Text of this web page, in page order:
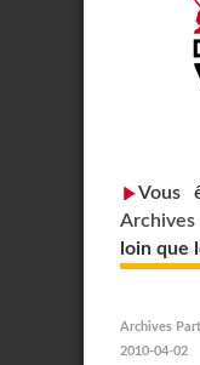
Vous
Archives
loin que
Archives
2010-04-02